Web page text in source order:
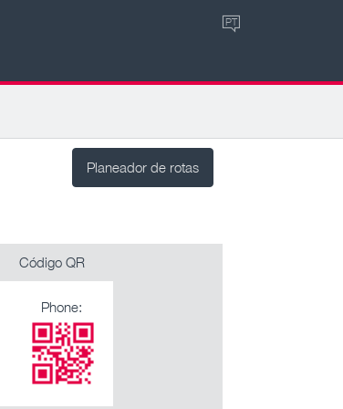
PT
Planeador de rotas
Código QR
Phone: